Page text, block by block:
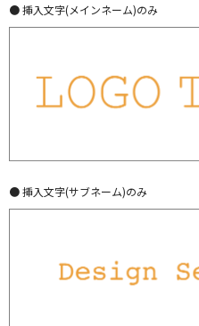
● 挿入文字(メインネーム)のみ
● 挿入文字(サブネーム)のみ